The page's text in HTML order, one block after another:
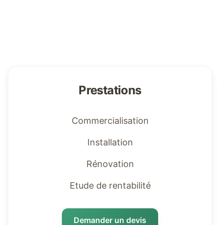
Prestations
Commercialisation
Installation
Rénovation
Etude de rentabilité
Demander un devis